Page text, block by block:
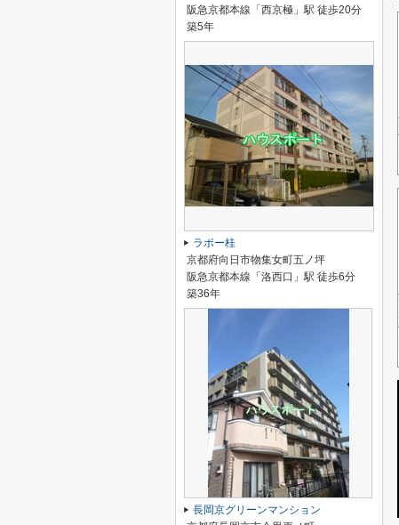
阪急京都本線「西京極」駅 徒歩20分
築5年
ラポー桂
京都府向日市物集女町五ノ坪
阪急京都本線「洛西口」駅 徒歩6分
築36年
長岡京グリーンマンション